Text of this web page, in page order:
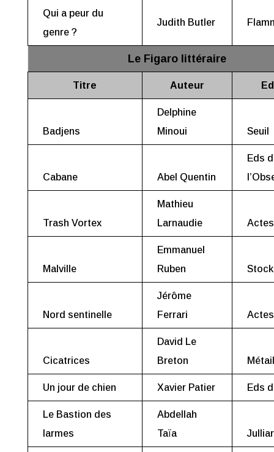
Qui a peur du
genre ?
Judith Butler
Le Figaro littéraire
Titre Auteur
Badjens
Delphine
Minoui
Seuil
Cabane Abel Quentin
Eds
Trash Vortex
Mathieu
Larnaudie
Malville
Emmanuel
Ruben
Stock
Nord sentinelle
Jérôme
Ferrari
Cicatrices
David Le
Breton
Un jour de chien Xavier Patier Eds
Le Bastion des
larmes
Abdellah
Taïa